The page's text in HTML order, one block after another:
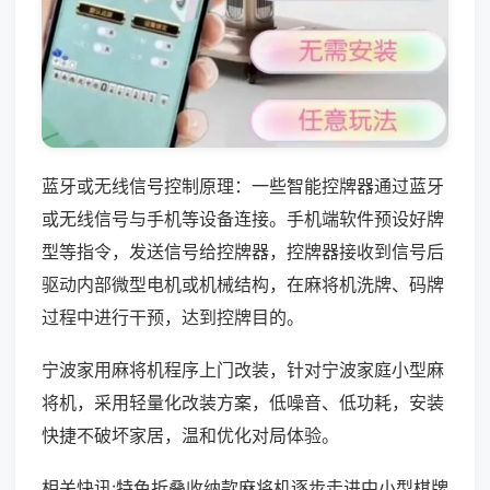
蓝牙或无线信号控制原理：一些智能控牌器通过蓝牙
或无线信号与手机等设备连接。手机端软件预设好牌
型等指令，发送信号给控牌器，控牌器接收到信号后
驱动内部微型电机或机械结构，在麻将机洗牌、码牌
过程中进行干预，达到控牌目的。
宁波家用麻将机程序上门改装，针对宁波家庭小型麻
将机，采用轻量化改装方案，低噪音、低功耗，安装
快捷不破坏家居，温和优化对局体验。